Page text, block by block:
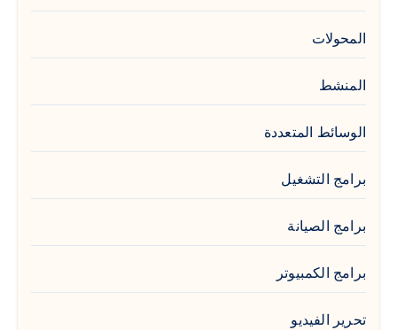
المحولات
المنشط
الوسائط المتعددة
برامج التشغيل
برامج الصيانة
برامج الكمبيوتر
تحرير الفيديو